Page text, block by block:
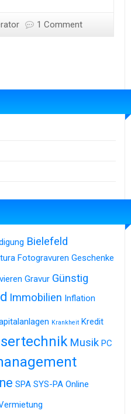
1 Comment
Bielefeld
Fotogravuren Geschenke
Gravur Günstig
Immobilien Inflation
Krankheit Kredit
Musik PC
SPA SYS-PA Online